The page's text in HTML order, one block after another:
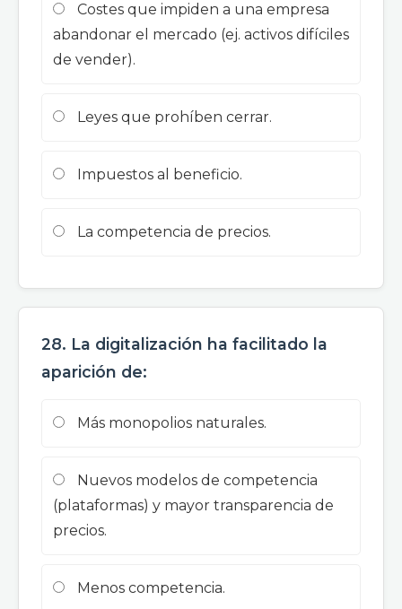
Costes que impiden a una empresa
abandonar el mercado (ej. activos difíciles
de vender).
Leyes que prohíben cerrar.
Impuestos al beneficio.
La competencia de precios.
28. La digitalización ha facilitado la
aparición de:
Más monopolios naturales.
Nuevos modelos de competencia
(plataformas) y mayor transparencia de
precios.
Menos competencia.